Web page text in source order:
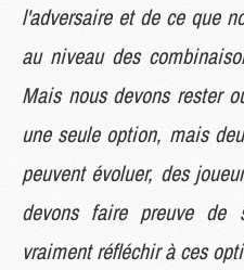
l'adversaire et de ce que
au niveau des
Mais nous devons rester
une seule option, mais
peuvent évoluer, des
devons faire preuve de
vraiment réfléchir à ces